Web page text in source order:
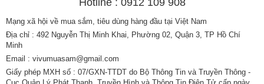
Hotline : 0912 109 908
Mạng xã hội về mua sắm, tiêu dùng hàng đầu tại Việt Nam
Địa chỉ : 492 Nguyễn Thị Minh Khai, Phường 02, Quận 3, TP Hồ Chí
Minh
Email : vivumuasam@gmail.com
Giấy phép MXH số : 07/GXN-TTDT do Bộ Thông Tin và Truyền Thông -